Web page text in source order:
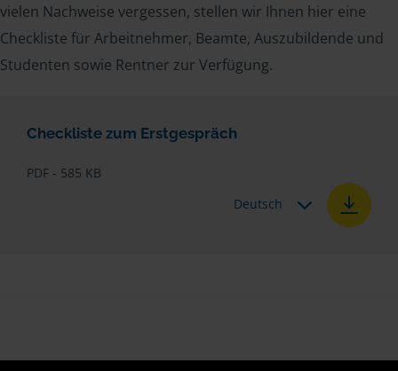
vielen Nachweise vergessen, stellen wir Ihnen hier eine
Checkliste für Arbeitnehmer, Beamte, Auszubildende und
Studenten sowie Rentner zur Verfügung.
Checkliste zum Erstgespräch
PDF - 585 KB
Deutsch